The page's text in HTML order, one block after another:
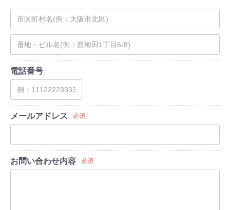
電話番号
メールアドレス 必須
お問い合わせ内容 必須